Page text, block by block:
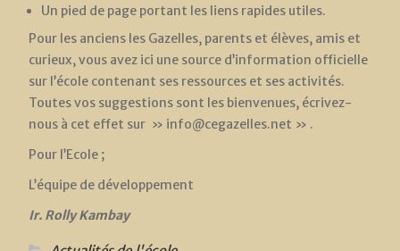
Un pied de page portant les liens rapides utiles.
Pour les anciens les Gazelles, parents et élèves, amis et
curieux, vous avez ici une source d’information officielle
sur l’école contenant ses ressources et ses activités.
Toutes vos suggestions sont les bienvenues, écrivez-
nous à cet effet sur » info@cegazelles.net » .
Pour l’Ecole ;
L’équipe de développement
Ir.Rolly Kambay